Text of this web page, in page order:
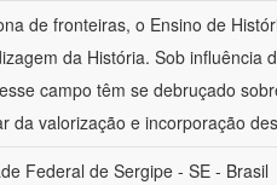
de fronteiras, o Ensino de
da História. Sob influência
campo têm se debruçado
da valorização e incorporação
Federal de Sergipe - SE - Brasil